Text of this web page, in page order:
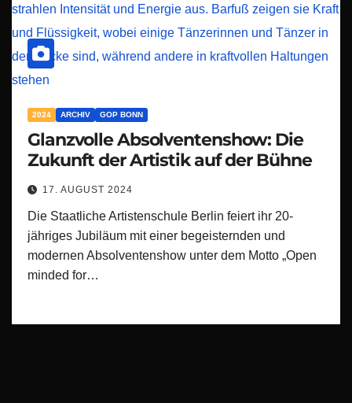
2024 ARCHIV GOP BONN
Glanzvolle Absolventenshow: Die
Zukunft der Artistik auf der Bühne
17. AUGUST 2024
Die Staatliche Artistenschule Berlin feiert ihr 20-
jähriges Jubiläum mit einer begeisternden und
modernen Absolventenshow unter dem Motto „Open
minded for…